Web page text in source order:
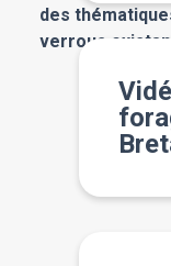
des
verrous